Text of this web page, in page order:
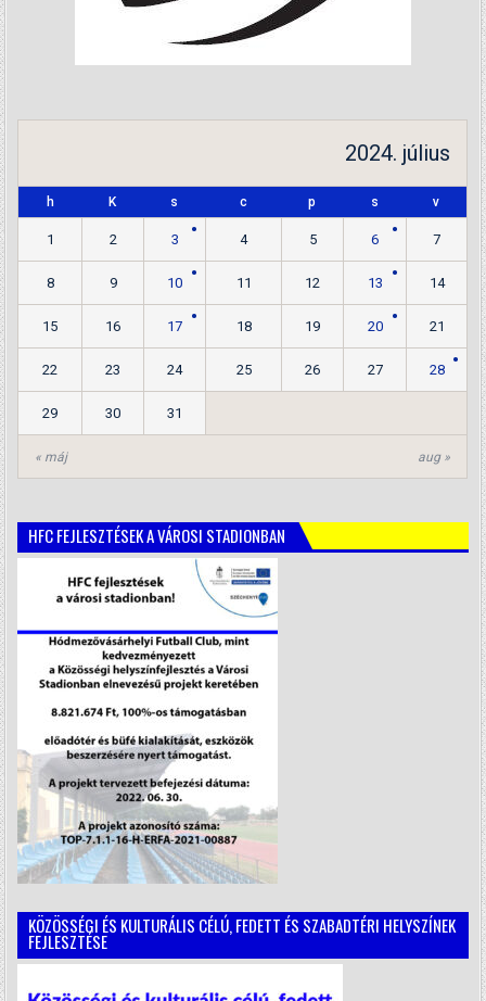
2024. július
h K s c p s v
« máj aug »
1 2 3 4 5 6 7
8 9 10 11 12 13 14
15 16 17 18 19 20 21
22 23 24 25 26 27 28
29 30 31
HFC FEJLESZTÉSEK A VÁROSI STADIONBAN
KÖZÖSSÉGI ÉS KULTURÁLIS CÉLÚ, FEDETT ÉS SZABADTÉRI HELYSZÍNEK
FEJLESZTÉSE